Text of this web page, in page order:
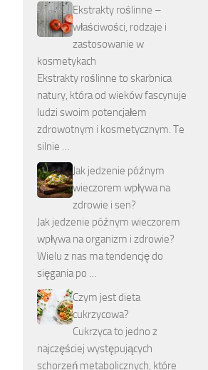
Ekstrakty roślinne –
właściwości, rodzaje i
zastosowanie w
kosmetykach
Ekstrakty roślinne to skarbnica
natury, która od wieków fascynuje
ludzi swoim potencjałem
zdrowotnym i kosmetycznym. Te
silnie …
Jak jedzenie późnym
wieczorem wpływa na
zdrowie i sen?
Jak jedzenie późnym wieczorem
wpływa na organizm i zdrowie?
Wielu z nas ma tendencję do
sięgania po …
Czym jest dieta
cukrzycowa?
Cukrzyca to jedno z
najczęściej występujących
schorzeń metabolicznych, które